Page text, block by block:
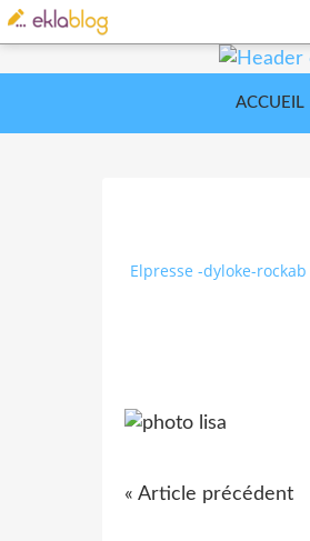
ACCUEIL
Elpresse -dyloke-rockab
« Article précédent